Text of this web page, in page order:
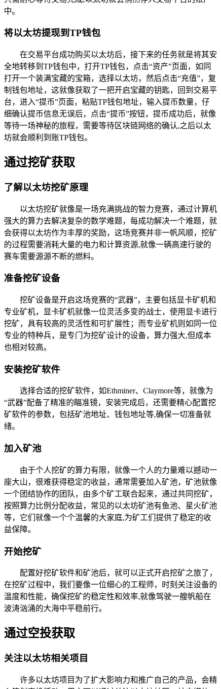
中。
将以太坊提现到TP钱包
在交易平台成功购买以太坊后，接下来的任务就是将其安
全地转移到TP钱包中，打开TP钱包，点击“资产”页面，如同
打开一个装满宝藏的宝箱，选择以太坊，然后点击“充值”，复
制钱包地址，这就像获取了一把开启宝藏的钥匙，回到交易平
台，进入“提币”页面，粘贴TP钱包地址，输入提币数量，仔
细确认提币信息无误后，点击“提币”按钮，提币成功后，就像
等待一场神秘的旅程，需要等待区块链网络的确认,之后以太
坊就会顺利到账TP钱包。
通过挖矿获取
了解以太坊挖矿原理
以太坊挖矿就像是一场充满挑战的智力竞赛，通过计算机
强大的算力去解决复杂的数学难题，每成功解决一个难题，就
会获得以太坊作为丰厚的奖励，这场竞赛并非一帆风顺，挖矿
的过程需要消耗大量的电力和计算资源,就像一辆高速行驶的
赛车需要源源不断的燃料。
准备挖矿设备
挖矿设备是开启这场竞赛的“武器”，主要包括显卡矿机和
专业矿机，显卡矿机就像一位灵活多变的战士，使用显卡进行
挖矿，具有较高的灵活性和可扩展性；而专业矿机则如同一位
专业的特种兵，是专门为挖矿设计的设备，算力强大,但成本
也相对较高。
安装挖矿软件
选择合适的挖矿软件，如Ethminer、Claymore等，就像为
“武器”配备了精准的瞄准镜，安装完成后，还需要精心配置挖
矿软件的参数，包括矿池地址、钱包地址等,确保一切准备就
绪。
加入矿池
由于个人挖矿的算力有限，就像一个人的力量难以撼动一
座大山，很难获得稳定的收益，通常需要加入矿池，矿池就像
一个团结协作的团队，由多个矿工联合起来，通过共同挖矿，
按照算力比例分配收益，常见的以太坊矿池有鱼池、星火矿池
等，它们就像一个个温馨的大家庭,为矿工们提供了稳定的收
益保障。
开始挖矿
配置好挖矿软件和矿池后，就可以正式开启挖矿之旅了，
在挖矿过程中，我们要像一位细心的工程师，时刻关注设备的
温度和性能，确保挖矿的稳定性和效率,就像驾驶一艘帆船在
波涛汹涌的大海中平稳前行。
通过空投获取
关注以太坊相关项目
许多以太坊项目为了扩大影响力和推广自己的产品，会精